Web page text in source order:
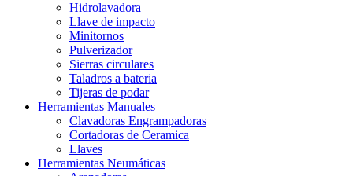
Hidrolavadora
Llave de impacto
Minitornos
Pulverizador
Sierras circulares
Taladros a bateria
Tijeras de podar
Herramientas Manuales
Clavadoras Engrampadoras
Cortadoras de Ceramica
Llaves
Herramientas Neumáticas